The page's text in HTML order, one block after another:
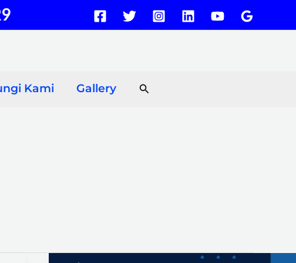
Kami Gallery Search